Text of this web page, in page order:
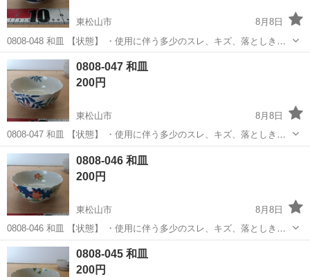
東松山市
8月8日
0808-048 和皿 【状態】 ・使用に伴う多少のスレ、キズ、落としきれ
ない汚れなどございます ・詳細は現地でご確認ください ・お値引きは
出来かねますのでご了承願います ※中古品のため、状態についてはご
理...
埼玉 東松山市 現地
0808-047 和皿
200円
東松山市
8月8日
0808-047 和皿 【状態】 ・使用に伴う多少のスレ、キズ、落としきれ
ない汚れなどございます ・詳細は現地でご確認ください ・お値引きは
出来かねますのでご了承願います ※中古品のため、状態についてはご
理...
埼玉 東松山市 現地
0808-046 和皿
200円
東松山市
8月8日
0808-046 和皿 【状態】 ・使用に伴う多少のスレ、キズ、落としきれ
ない汚れなどございます ・詳細は現地でご確認ください ・お値引きは
出来かねますのでご了承願います ※中古品のため、状態についてはご
理...
埼玉 東松山市 食器 現地
0808-045 和皿
200円